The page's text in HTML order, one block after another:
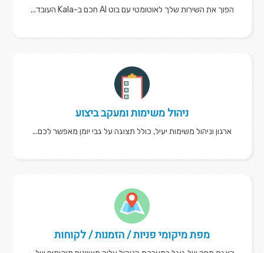
הפוך את השירות שלך לאוטומטי עם בוט AI חכם ב-Kala העובד...
ניהול משימות ומעקב ביצוע
ארגון וניהול משימות יעיל, כולל תצוגה על גבי יומן מאפשר לכם...
מפת מיקומי פניות / הזמנות / לקוחות